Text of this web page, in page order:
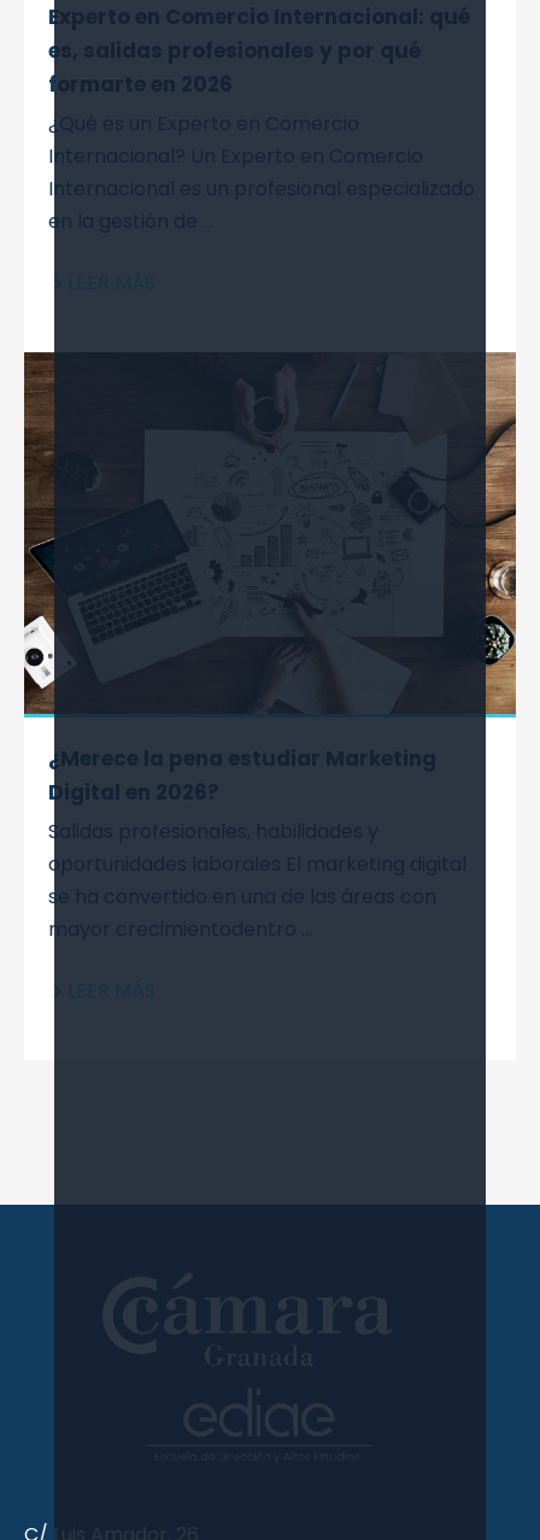
Experto en Comercio Internacional: qué
es, salidas profesionales y por qué
formarte en 2026
¿Qué es un Experto en Comercio
Internacional? Un Experto en Comercio
Internacional es un profesional especializado
en la gestión de ...
¿Merece la pena estudiar Marketing
Digital en 2026?
Salidas profesionales, habilidades y
oportunidades laborales El marketing digital
se ha convertido en una de las áreas con
mayor crecimientodentro ...